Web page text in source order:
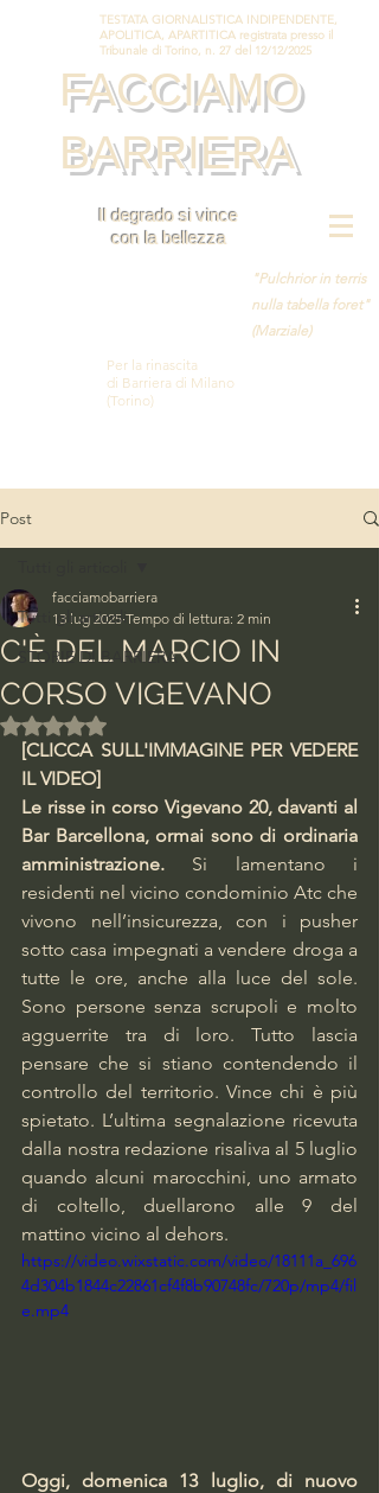
TESTATA GIORNALISTICA INDIPENDENTE,
APOLITICA, APARTITICA registrata presso il
Tribunale di Torino, n. 27 del 12/12/2025
FACCIAMO
BARRIERA
Il degrado si vince
con la bellezza
"Pulchrior in terris
nulla tabella foret"
(Marziale)
Per la rinascita
di Barriera di Milano
(Torino)
Post
Tutti gli articoli
STORIE DI BARRIERA
C'È DEL MARCIO IN
CORSO VIGEVANO
facciamobarriera
13 lug 2025 Tempo di lettura: 2 min
Valutazione NaN stelle su 5.
[CLICCA SULL'IMMAGINE PER VEDERE
IL VIDEO]
Le risse in corso Vigevano 20, davanti al
Bar Barcellona, ormai sono di ordinaria
amministrazione. Si lamentano i
residenti nel vicino condominio Atc che
vivono nell’insicurezza, con i pusher
sotto casa impegnati a vendere droga a
tutte le ore, anche alla luce del sole.
Sono persone senza scrupoli e molto
agguerrite tra di loro. Tutto lascia
pensare che si stiano contendendo il
controllo del territorio. Vince chi è più
spietato. L’ultima segnalazione ricevuta
dalla nostra redazione risaliva al 5 luglio
quando alcuni marocchini, uno armato
di coltello, duellarono alle 9 del
mattino vicino al dehors.
https://video.wixstatic.com/video/18111a_696
4d304b1844c22861cf4f8b90748fc/720p/mp4/fil
e.mp4
Oggi, domenica 13 luglio, di nuovo